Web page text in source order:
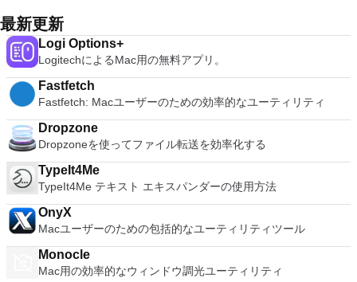
YouTube. Main Features: Get Started Quickly Easy To Use
Graphics Tools Cinema Quality Animations Share Your Work
Easily As Apple says: Keynote. Your presentation. Totally
decked out.
適です。複数の写真をバッチ編集し、写真を結合して楽しいコ
ラージュを作成することもできます。 全体として、
PhotoScape X for Macは非常に機能的な写真編集アプリであ
り、iPhotoの優れた代替品です。
バグを報告したり、新機能を要求したり、ソフトウェアを強化
したりできることを意味します。 使いやすい Mac用の
OpenOffice.orgは簡単に習得できます。すでに別のオフィスソ
フトウェアパッケージを使用している場合は、すぐにMac用の
OpenOffice.orgにアクセスできます。世界規模のネイティブ言
語コミュニティは、おそらくOpenOffice.org for Macがあなた
の言語で利用可能でサポートされていることを意味します。
自由 何より、OpenOffice.org for Macは、ライセンス料なしで
完全に無料でダウンロードして使用できます。 Mac用の
す。つまり、国内、商業、教育、行政など、あらゆる目的で使
用できます。
ションを提供するOpera Turboモードなどのツールが含まれま
す（接続状態が悪い場合でも）。 Opera for Macには、優れた
インターフェースでウェブを閲覧するために必要なものがすべ
て揃っています。スタートアップから、新しいコンテンツを直
接提供するDiscoverページを提供します。 tは、トピック、
国、言語ごとに必要なニュースを表示します。起動時に、スピ
ードダイヤルとブックマークページも利用できます。これによ
り、最も頻繁に使用するサイトやお気に入りリストに追加した
サイトに簡単にアクセスできます。 主な機能は次のとおりで
す。 なめらかなインターフェース。 ダウンロードマネジャ
ー。 カスタマイズ可能なテーマ。 拡張機能。 短縮ダイヤル。
プライベートブラウジングモード。 Discoverは最新のニュー
およびナビゲーション機能を提供します。これは、他の有名な
敵の間でよく見られるものです。 Opera for Macは、画面上部
に2つのテキストフィールドを表示する代わりに、検索とナビ
ゲーションの両方に単一のバーを使用します。この機能によ
り、ブラウザウィンドウがすっきりと整理され、最高の機能が
最新更新
Logi Options+
LogitechによるMac用の無料アプリ。
Fastfetch
Fastfetch: Macユーザーのための効率的なユーティリティ
Dropzone
Dropzoneを使ってファイル転送を効率化する
TypeIt4Me
TypeIt4Me テキスト エキスパンダーの使用方法
OnyX
Macユーザーのための包括的なユーティリティツール
Monocle
Mac用の効率的なウィンドウ調光ユーティリティ